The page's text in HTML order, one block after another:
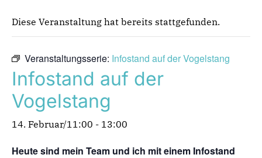
Diese Veranstaltung hat bereits stattgefunden.
Veranstaltungsserie: Infostand auf der Vogelstang
Infostand auf der
Vogelstang
14. Februar/11:00 - 13:00
Heute sind mein Team und ich mit einem Infostand